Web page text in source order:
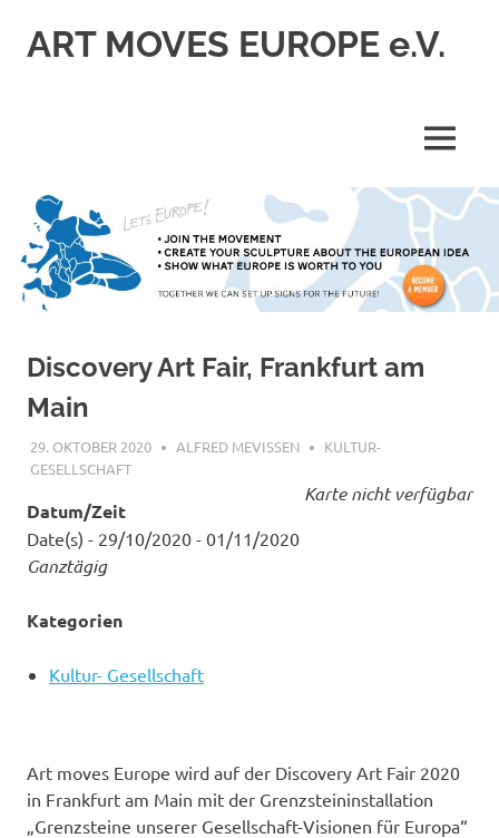
InhaltART MOVES EUROPE e.V.
MENÜ
Discovery Art Fair, Frankfurt am
Main
29. OKTOBER 2020 ALFRED MEVISSEN
KULTUR-
GESELLSCHAFT
Karte nicht verfügbar
Datum/Zeit
Date(s) - 29/10/2020 - 01/11/2020
Ganztägig
Kategorien
Kultur- Gesellschaft
Art moves Europe wird auf der Discovery Art Fair 2020
in Frankfurt am Main mit der Grenzsteininstallation
„Grenzsteine unserer Gesellschaft-Visionen für Europa“